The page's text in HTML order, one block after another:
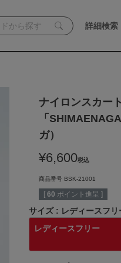
詳細検索
ナイロンスカート
「
ガ）
¥6,600税込
商品番号 BSK-21001
[ 60 ポイント進呈 ]
サイズ
レディースフリ
レディースフリー